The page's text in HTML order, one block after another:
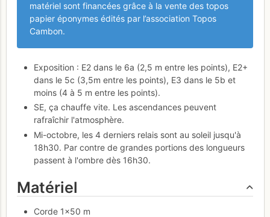
matériel sont financées grâce à la vente des topos
papier éponymes édités par l’association Topos
Cambon.
Exposition : E2 dans le 6a (2,5 m entre les points), E2+
dans le 5c (3,5m entre les points), E3 dans le 5b et
moins (4 à 5 m entre les points).
SE, ça chauffe vite. Les ascendances peuvent
rafraîchir l'atmosphère.
Mi-octobre, les 4 derniers relais sont au soleil jusqu'à
18h30. Par contre de grandes portions des longueurs
passent à l'ombre dès 16h30.
Matériel
Corde 1×50 m